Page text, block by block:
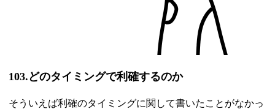
103.どのタイミングで利確するのか
そういえば利確のタイミングに関して書いたことがなかっ